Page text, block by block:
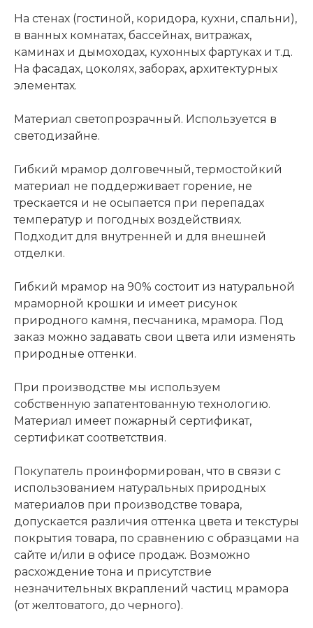
На стенах (гостиной, коридора, кухни, спальни),
в ванных комнатах, бассейнах, витражах,
каминах и дымоходах, кухонных фартуках и т.д.
На фасадах, цоколях, заборах, архитектурных
элементах.
Материал светопрозрачный. Используется в
светодизайне.
Гибкий мрамор долговечный, термостойкий
материал не поддерживает горение, не
трескается и не осыпается при перепадах
температур и погодных воздействиях.
Подходит для внутренней и для внешней
отделки.
Гибкий мрамор на 90% состоит из натуральной
мраморной крошки и имеет рисунок
природного камня, песчаника, мрамора. Под
заказ можно задавать свои цвета или изменять
природные оттенки.
При производстве мы используем
собственную запатентованную технологию.
Материал имеет пожарный сертификат,
сертификат соответствия.
Покупатель проинформирован, что в связи с
использованием натуральных природных
материалов при производстве товара,
допускается различия оттенка цвета и текстуры
покрытия товара, по сравнению с образцами на
сайте и/или в офисе продаж. Возможно
расхождение тона и присутствие
незначительных вкраплений частиц мрамора
(от желтоватого, до черного).